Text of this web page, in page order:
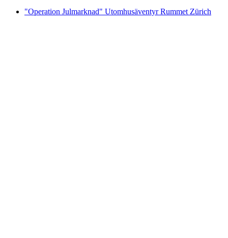
"Operation Julmarknad" Utomhusäventyr Rummet Zürich